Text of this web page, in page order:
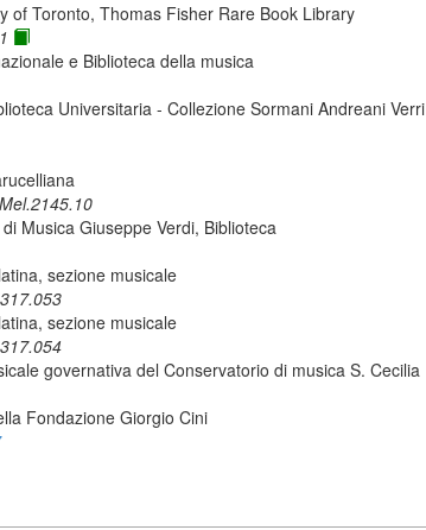
of Toronto, Thomas Fisher Rare Book Library
e Biblioteca della musica
Universitaria - Collezione Sormani Andreani Verri
Musica Giuseppe Verdi, Biblioteca
sezione musicale
sezione musicale
governativa del Conservatorio di musica S. Cecilia
Fondazione Giorgio Cini